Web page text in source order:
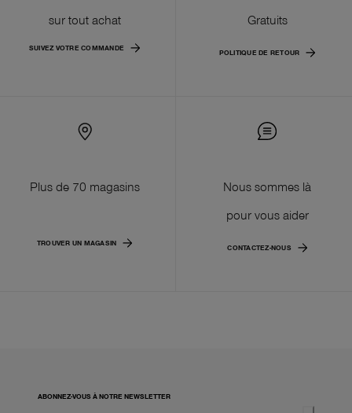
sur tout achat
SUIVEZ VOTRE COMMANDE
Gratuits
POLITIQUE DE RETOUR
Plus de 70 magasins
TROUVER UN MAGASIN
Nous sommes là
pour vous aider
CONTACTEZ-NOUS
ABONNEZ-VOUS À NOTRE NEWSLETTER